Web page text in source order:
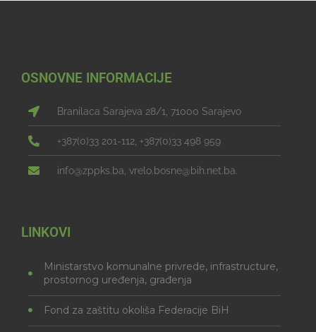
OSNOVNE INFORMACIJE
Branilaca Sarajeva 28/1, 71000 Sarajevo
+387(0)33 201-112, +387(0)33 498 959
info@zppks.ba, vrelo.bosne@bih.net.ba.
LINKOVI
Ministarstvo komunalne privrede, infrastructure,
prostornog uređenja, građenja
Fond za zaštitu okoliša Federacije BiH